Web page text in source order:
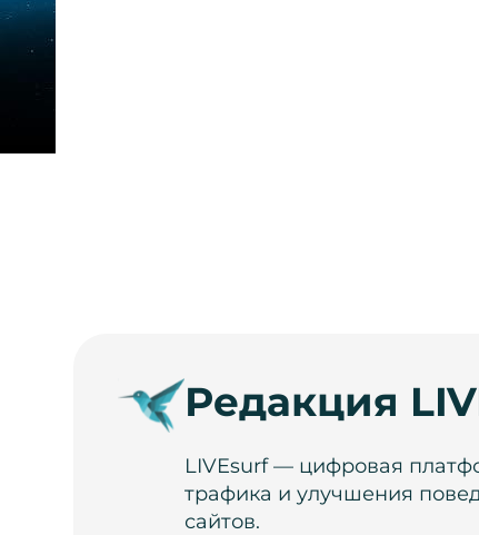
Редакция
LIVEsurf — цифровая
трафика и улучшения
сайтов.